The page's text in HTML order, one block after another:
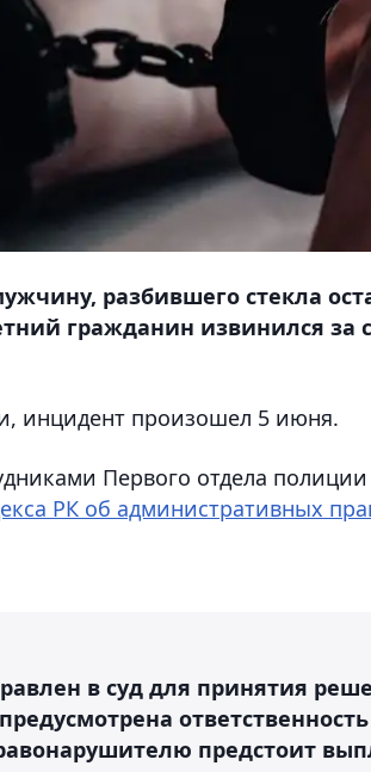
разбившего стекла
гражданин извинился за
инцидент произошел 5 июня.
Первого отдела
РК об административных
в суд для принятия
предстоит